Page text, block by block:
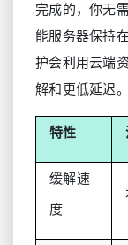
完成的，你无
能服务器保持
护会利用云端
解和更低延迟。
特性
缓解速
度